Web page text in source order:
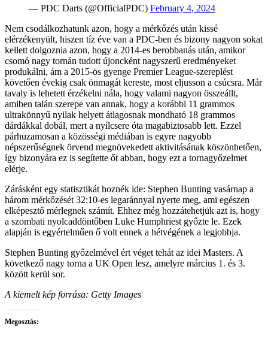
— PDC Darts (@OfficialPDC) February 4, 2024
Nem csodálkozhatunk azon, hogy a mérkőzés után kissé
elérzékenyült, hiszen tíz éve van a PDC-ben és bizony nagyon sokat
kellett dolgoznia azon, hogy a 2014-es berobbanás után, amikor
csomó nagy tornán tudott újoncként nagyszerű eredményeket
produkálni, ám a 2015-ös gyenge Premier League-szereplést
követően évekig csak önmagát kereste, most eljusson a csúcsra. Már
tavaly is lehetett érzékelni nála, hogy valami nagyon összeállt,
amiben talán szerepe van annak, hogy a korábbi 11 grammos
ultrakönnyű nyilak helyett átlagosnak mondható 18 grammos
dárdákkal dobál, mert a nyílcsere óta magabiztosabb lett. Ezzel
párhuzamosan a közösségi médiában is egyre nagyobb
népszerűségnek örvend megnövekedett aktivitásának köszönhetően,
így bizonyára ez is segítette őt abban, hogy ezt a tornagyőzelmet
elérje.
Zárásként egy statisztikát hoznék ide: Stephen Bunting vasárnap a
három mérkőzését 32:10-es legaránnyal nyerte meg, ami egészen
elképesztő mérlegnek számít. Ehhez még hozzátehetjük azt is, hogy
a szombati nyolcaddöntőben Luke Humphriest győzte le. Ezek
alapján is egyértelműen ő volt ennek a hétvégének a legjobbja.
Stephen Bunting győzelmével ért véget tehát az idei Masters. A
következő nagy torna a UK Open lesz, amelyre március 1. és 3.
között kerül sor.
A kiemelt kép forrása: Getty Images
Megosztás: